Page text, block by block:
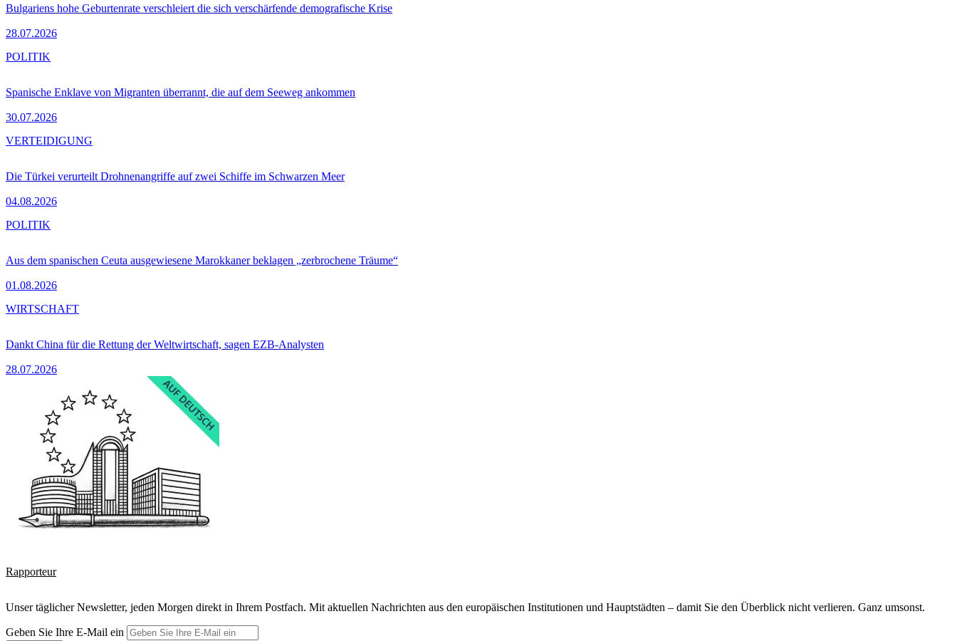
Bulgariens hohe Geburtenrate verschleiert die sich verschärfende demografische Krise
28.07.2026
Spanische Enklave von Migranten überrannt, die auf dem Seeweg ankommen
30.07.2026
POLITIK
Die Türkei verurteilt Drohnenangriffe auf zwei Schiffe im Schwarzen Meer
04.08.2026
VERTEIDIGUNG
Aus dem spanischen Ceuta ausgewiesene Marokkaner beklagen „zerbrochene Träume“
01.08.2026
POLITIK
Dankt China für die Rettung der Weltwirtschaft, sagen EZB-Analysten
28.07.2026
WIRTSCHAFT
Rapporteur
Unser täglicher Newsletter, jeden Morgen direkt in Ihrem Postfach. Mit aktuellen Nachrichten aus den europäischen Institutionen und Hauptstädten – damit Sie den Überblick nicht verlieren. Ganz umsonst.
Geben Sie Ihre E-Mail ein